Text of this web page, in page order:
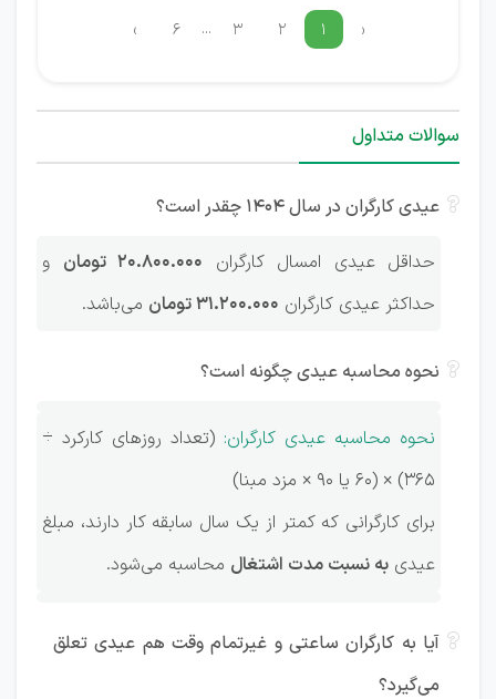
‹ ۱ ۲ ۳ ... ۶ ›
سوالات متداول
عیدی کارگران در سال 1404 چقدر است؟
حداقل عیدی امسال کارگران 20.800.000 تومان
و
حداکثر عیدی کارگران 31.200.000 تومان می‌باشد.
نحوه محاسبه عیدی چگونه است؟
نحوه محاسبه عیدی کارگران: (تعداد روزهای کارکرد ÷
۳۶۵) × (۶۰ یا ۹۰ × مزد مبنا)
برای کارگرانی که کمتر از یک سال سابقه کار دارند، مبلغ
عیدی به نسبت مدت اشتغال محاسبه می‌شود.
آیا به کارگران ساعتی و غیرتمام وقت هم عیدی تعلق
می‌گیرد؟